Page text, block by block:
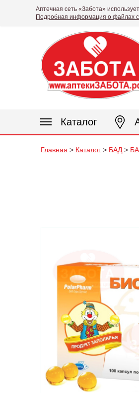
Аптечная сеть «Забота»
Подробная информация о файлах
Каталог
Главная > Каталог > БАД >